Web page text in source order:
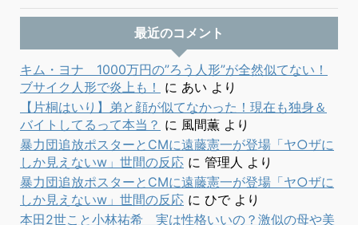
最近のコメント
キム・ヨナ 1000万円の”ろう人形”が全然似てない！
ブサイク人形で炎上も！
に あい より
【片桐はいり】弟と顔が似てなかった！現在も独身＆
バイトしてるって本当？ に 風間薫 より
暴力団追放ポスターとCMに遠藤憲一が登場「ヤ○ザに
しか見えないw」世間の反応 に 管理人 より
暴力団追放ポスターとCMに遠藤憲一が登場「ヤ○ザに
しか見えないw」世間の反応 に ひでより
本田2世こと小林祐希 実は性格いいの？激似の母や美